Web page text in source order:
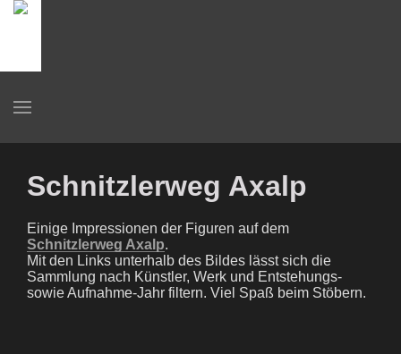
Schnitzlerweg Axalp
Einige Impressionen der Figuren auf dem
Schnitzlerweg Axalp.
Mit den Links unterhalb des Bildes lässt sich die
Sammlung nach Künstler, Werk und Entstehungs-
sowie Aufnahme-Jahr filtern. Viel Spaß beim Stöbern.